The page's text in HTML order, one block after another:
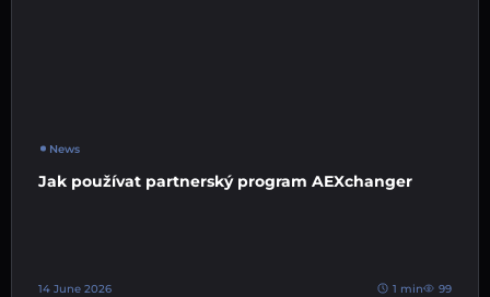
News
Jak používat partnerský program AEXchanger
14 June 2026 1 min 99